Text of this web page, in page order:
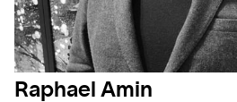
Raphael Amin